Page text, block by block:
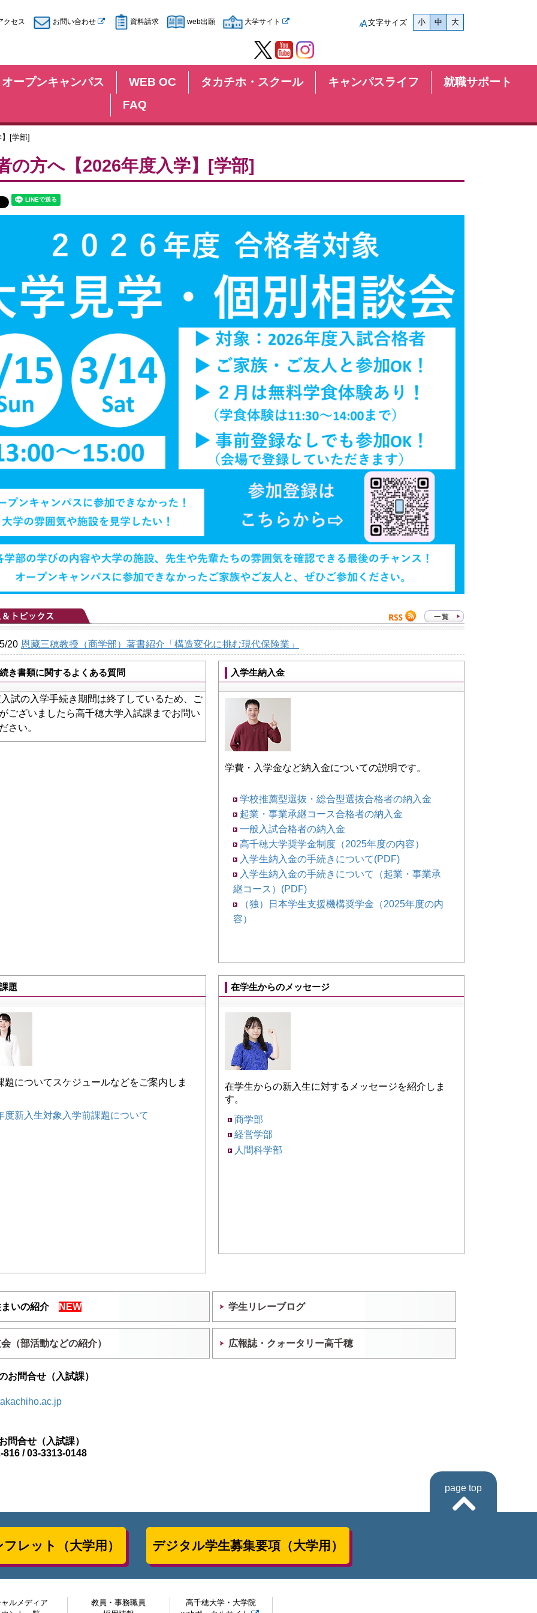
クセス お問い合わせ 資料請求 web出願 大学サイト 小 中 大
文字サイズ
オープンキャンパス WEB OC タカチホ・スクール キャンパスライフ
就職サポート
FAQ
[学部]
の方へ【2026年度入学】[学部]
20 恩藏三穂教授（商学部）著書紹介「構造変化に挑む現代保険業」
き書類に関するよくある質問
試の入学手続き期間は終了しているため、ご
ございましたら高千穂大学入試課までお問い
さい。
入学生納入金
学費・入学金など納入金についての説明です。
学校推薦型選抜・総合型選抜合格者の納入金
起業・事業承継コース合格者の納入金
一般入試合格者の納入金
高千穂大学奨学金制度（2025年度の内容）
入学生納入金の手続きについて(PDF)
入学生納入金の手続きについて（起業・事業承
継コース）(PDF)
（独）
日本学生支援機構奨学金（2025年度の内
容）
題
題についてスケジュールなどをご案内しま
度新入生対象入学前課題について
在学生からのメッセージ
在学生からの新入生に対するメッセージを紹介しま
す。
商学部
経営学部
人間科学部
まいの紹介 NEW 学生リレーブログ
（部活動などの紹介） 広報誌・クォータリー高千穂
お問合せ（入試課）
問合せ（入試課）
816 / 03-3313-0148
page top
レット（大学用） デジタル学生募集要項（大学用）
ルメディア
教員・事務職員
高千穂大学・大学院